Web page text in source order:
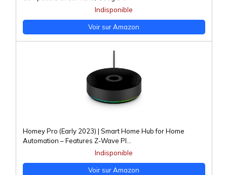
Indisponible
Voir sur Amazon
Homey Pro (Early 2023) | Smart Home Hub for Home
Automation – Features Z-Wave Pl...
Indisponible
Voir sur Amazon